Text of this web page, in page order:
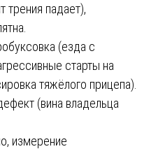
трения падает),
(езда с
старты на
тяжёлого прицепа).
(вина владельца
измерение